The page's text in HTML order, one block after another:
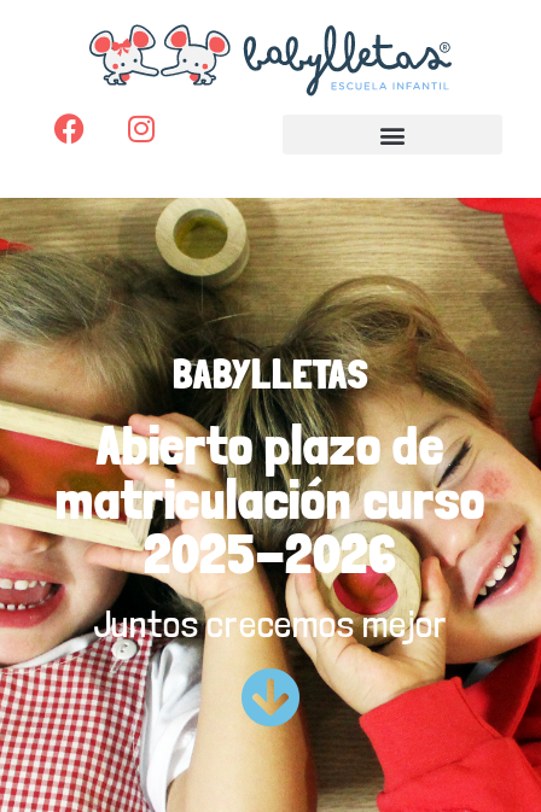
BABYLLETAS
Abierto plazo de
matriculación curso
2025-2026
Juntos crecemos mejor